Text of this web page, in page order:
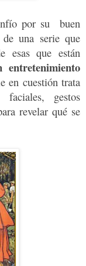
por su buen
una serie que
esas que están
en cuestióntrata
gestos
revelar qué se